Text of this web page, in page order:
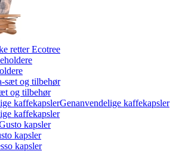
retter Ecotree
og tilbehør
Genanvendelige kaffekapsler
kapsler